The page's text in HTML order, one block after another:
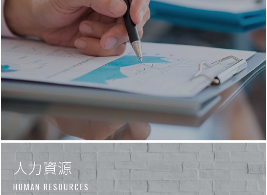
人力資源
HUMAN RESOURCES